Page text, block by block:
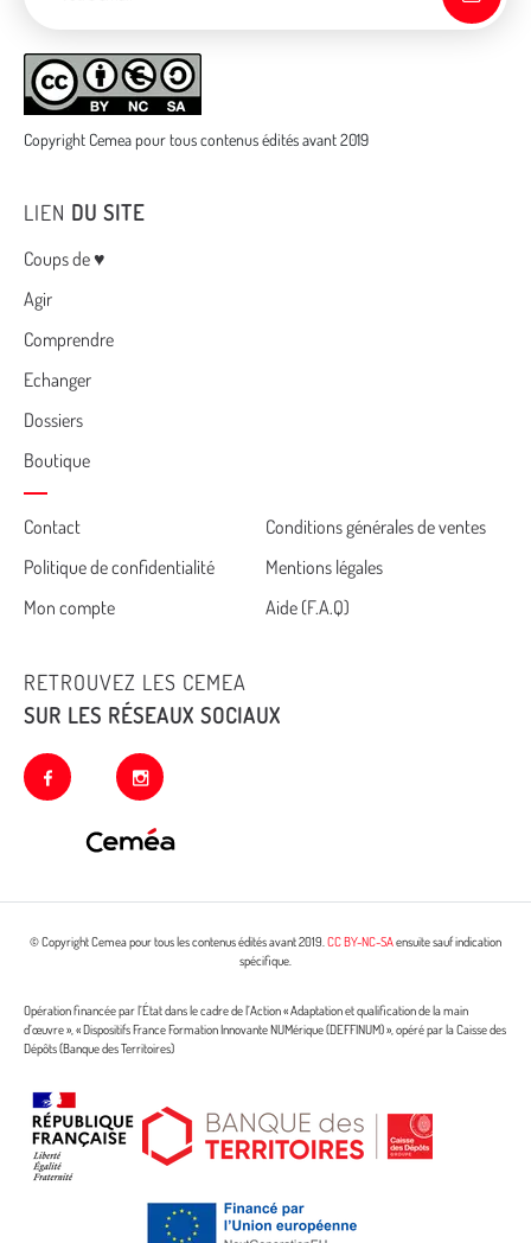
Copyright Cemea pour tous contenus édités avant 2019
LIEN DU SITE
Menu
Coups de ♥
Agir
Comprendre
Echanger
Dossiers
Boutique
Cemea
footer
Contact
Conditions générales de ventes
Politique de confidentialité
Mentions légales
Mon compte
Aide (F.A.Q)
RETROUVEZ LES CEMEA
SUR LES RÉSEAUX SOCIAUX
facebook instagram
© Copyright Cemea pour tous les contenus édités avant 2019. CC BY-NC-SAensuite sauf indication
spécifique.
Opération financée par l’État dans le cadre de l’Action « Adaptation et qualification de la main
d’œuvre », « Dispositifs France Formation Innovante NUMérique (DEFFINUM) », opéré par la Caisse des
Dépôts (Banque des Territoires)